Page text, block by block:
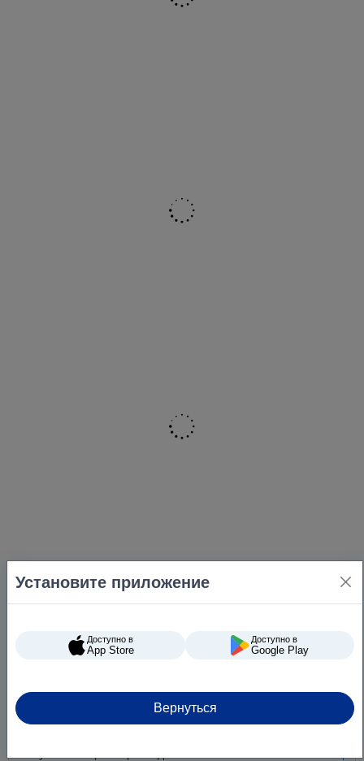
Вопросы и ответы
Установите приложение
Доступно в
App Store
Доступно в
Google Play
Вернуться